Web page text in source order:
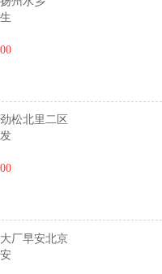
松北里二区
厂早安北京